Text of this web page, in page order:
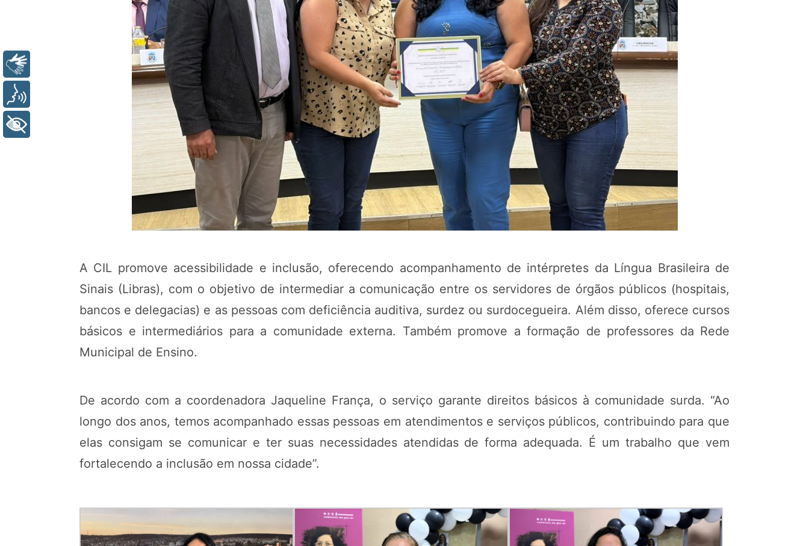
A CIL promove acessibilidade e inclusão, oferecendo acompanhamento de intérpretes da Língua Brasileira de
Sinais (Libras), com o objetivo de intermediar a comunicação entre os servidores de órgãos públicos (hospitais,
bancos e delegacias) e as pessoas com deficiência auditiva, surdez ou surdocegueira. Além disso, oferece cursos
básicos e intermediários para a comunidade externa. Também promove a formação de professores da Rede
Municipal de Ensino.
De acordo com a coordenadora Jaqueline França, o serviço garante direitos básicos à comunidade surda. “Ao
longo dos anos, temos acompanhado essas pessoas em atendimentos e serviços públicos, contribuindo para que
elas consigam se comunicar e ter suas necessidades atendidas de forma adequada. É um trabalho que vem
fortalecendo a inclusão em nossa cidade”.